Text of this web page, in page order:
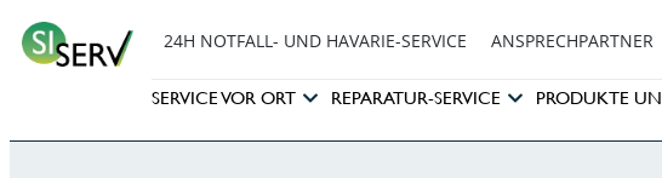
24H NOTFALL- UND HAVARIE-SERVICE ANSPRECHPARTNER
SERVICE VOR ORT REPARATUR-SERVICE PRODUKTE